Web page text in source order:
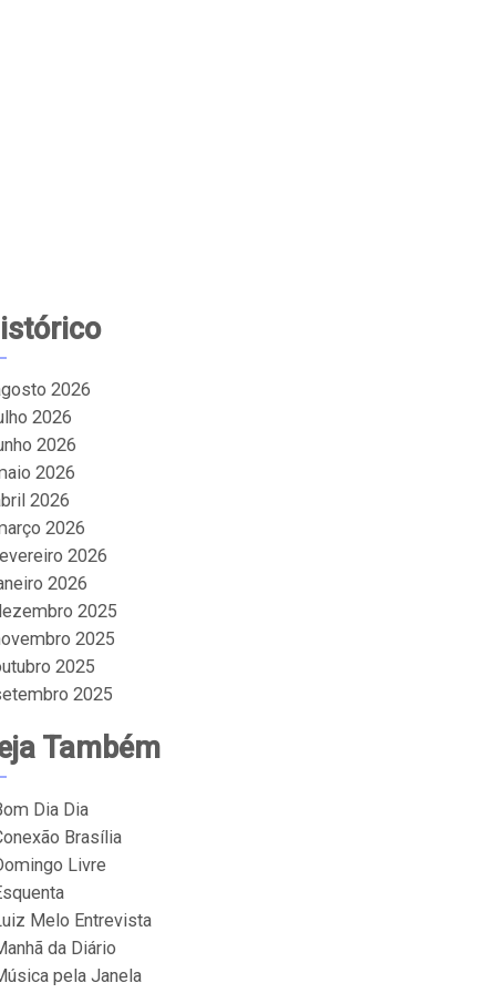
2026
2026
2026
2026
2026
2026
2026
2026
2025
2025
2025
2025
Também
Dia Dia
Brasília
Livre
Melo Entrevista
da Diário
pela Janela